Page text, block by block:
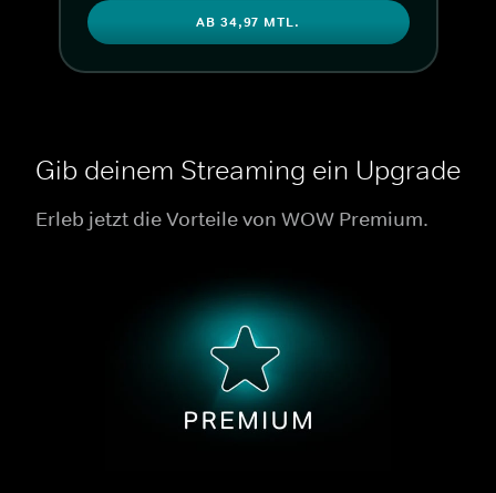
AB 34,97 MTL.
Gib deinem Streaming ein Upgrade
Erleb jetzt die Vorteile von WOW Premium.